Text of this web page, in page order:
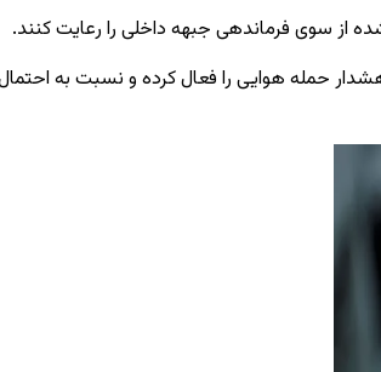
از سوی فرماندهی جبهه داخلی را رعایت کنند.
هشدار حمله هوایی را فعال کرده و نسبت به